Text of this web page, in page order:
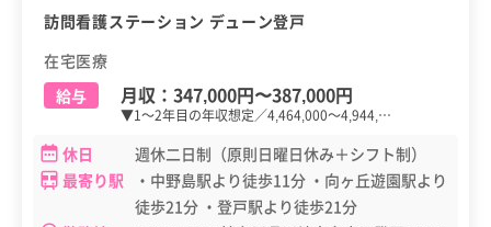
訪問看護ステーション デューン登戸
在宅医療
給与
月収： 347,000円〜387,000円
▼1～2年目の年収想定／4,464,000～4,944,…
休日
週休二日制（原則日曜日休み＋シフト制）
最寄り駅
・中野島駅より徒歩11分 ・向ヶ丘遊園駅より
徒歩21分 ・登戸駅より徒歩21分